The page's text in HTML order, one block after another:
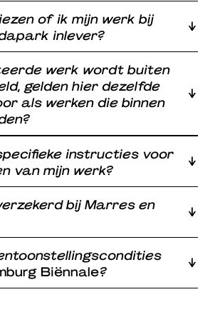
of ik mijn werk bij
inlever?
werk wordt buiten
gelden hier dezelfde
als werken die binnen
instructies voor
van mijn werk?
bij Marres en
Biënnale?